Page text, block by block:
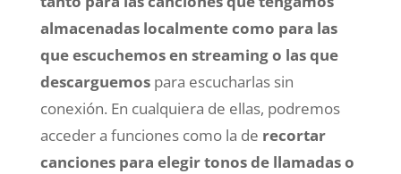
almacenadas localmente como para las
que escuchemos en streaming o las que
descarguemospara escucharlas sin
conexión. En cualquiera de ellas, podremos
acceder a funciones como la de recortar
canciones para elegir tonos de llamadas o